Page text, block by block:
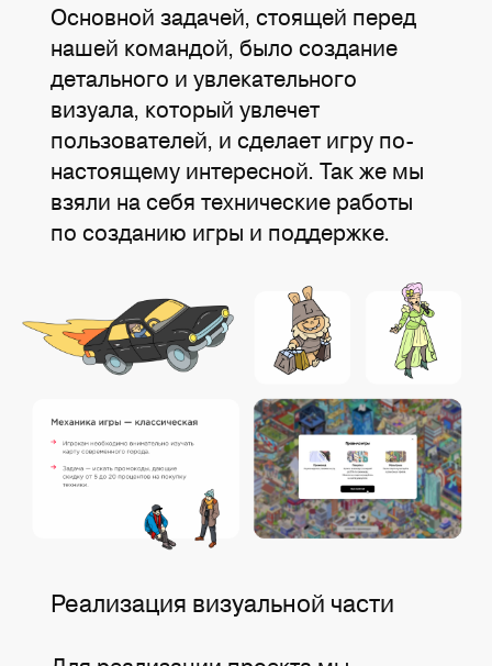
Основной задачей, стоящей перед
нашей командой, было создание
детального и увлекательного
визуала, который увлечет
пользователей, и сделает игру по-
настоящему интересной. Так же мы
взяли на себя технические работы
по созданию игры и поддержке.
Реализация визуальной части